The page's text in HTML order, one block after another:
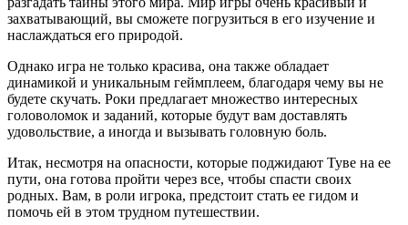
захватывающий, вы сможете погрузиться в его изучение и
наслаждаться его природой.
Однако игра не только красива, она также обладает
динамикой и уникальным геймплеем, благодаря чему вы не
будете скучать. Роки предлагает множество интересных
головоломок и заданий, которые будут вам доставлять
удовольствие, а иногда и вызывать головную боль.
Итак, несмотря на опасности, которые поджидают Туве на ее
пути, она готова пройти через все, чтобы спасти своих
родных. Вам, в роли игрока, предстоит стать ее гидом и
помочь ей в этом трудном путешествии.